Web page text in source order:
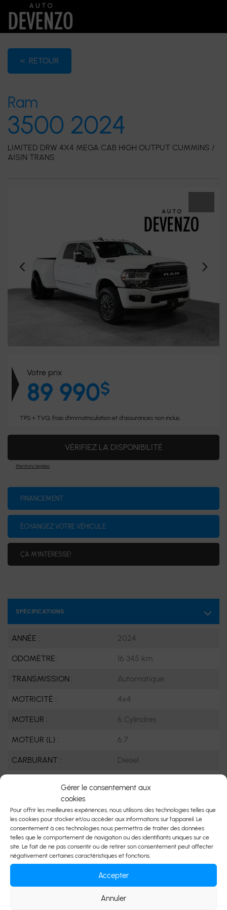
Gérer le consentement aux
cookies
Pour offrir les meilleures expériences, nous utilisons des technologies telles que
les cookies pour stocker et/ou accéder aux informations sur l'appareil. Le
consentement à ces technologies nous permettra de traiter des données
telles que le comportement de navigation ou des identifiants uniques sur ce
site. Le fait de ne pas consentir ou de retirer son consentement peut affecter
négativement certaines caractéristiques et fonctions.
Accepter
Annuler
< RETOUR
Ram
3500 2024
LIMITED DRW 4X4 MEGA CAB HIGH OUTPUT CUMMINS /
AISIN TRANS
SPÉCIFICATIONS
ANNÉE : 2024
ODOMÈTRE: 16 345 km
TRANSMISSION : Automatique
MOTRICITÉ : 4x4
MOTEUR : 6 Cylindres
MOTEUR (L) : 6.7
CARBURANT : Diesel
COULEUR INTÉRIEUR: Noir
PASSAGERS : 5
NUMÉRO DE STOCK :
Votre prix
89 990$
TPS + TVQ, frais d'immatriculation et d'assurances non inclus.
VÉRIFIEZ LA DISPONIBILITÉ
Mentions légales
FINANCEMENT
ÉCHANGEZ VOTRE VÉHICULE
ÇA M'INTÉRESSE!